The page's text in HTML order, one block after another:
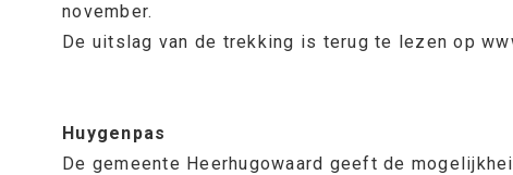
november.
De uitslag van de trekking is terug te lezen op
Huygenpas
De gemeente Heerhugowaard geeft de